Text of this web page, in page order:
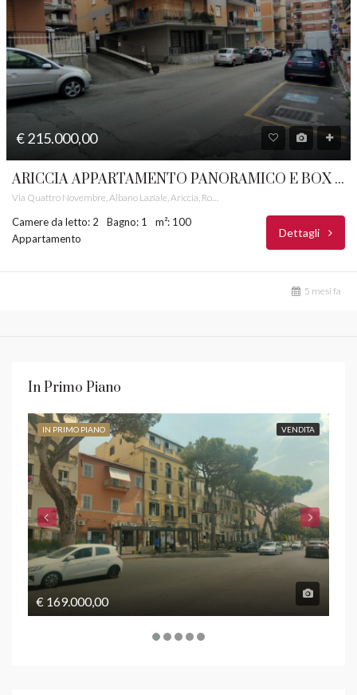
€ 215.000,00
ARICCIA APPARTAMENTO PANORAMICO E BOX RIF. 9
Via Quattro Novembre, Albano Laziale, Ariccia, Roma Capitale, Lazio, 00041, Italia
Camere da letto: 2 Bagno: 1
m²: 100
Appartamento
Dettagli
5 mesi fa
In Primo Piano
IN PRIMO PIANO VENDITA
€ 169.000,00